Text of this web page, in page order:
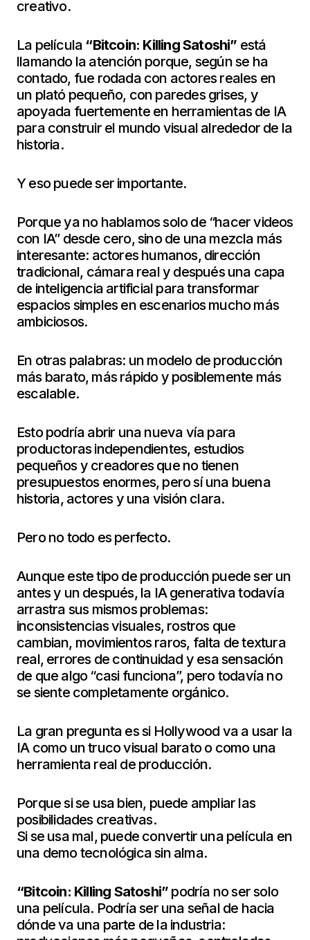
creativo.
La película “Bitcoin: Killing Satoshi” está
llamando la atención porque, según se ha
contado, fue rodada con actores reales en
un plató pequeño, con paredes grises, y
apoyada fuertemente en herramientas de IA
para construir el mundo visual alrededor de la
historia.
Y eso puede ser importante.
Porque ya no hablamos solo de “hacer videos
con IA” desde cero, sino de una mezcla más
interesante: actores humanos, dirección
tradicional, cámara real y después una capa
de inteligencia artificial para transformar
espacios simples en escenarios mucho más
ambiciosos.
En otras palabras: un modelo de producción
más barato, más rápido y posiblemente más
escalable.
Esto podría abrir una nueva vía para
productoras independientes, estudios
pequeños y creadores que no tienen
presupuestos enormes, pero sí una buena
historia, actores y una visión clara.
Pero no todo es perfecto.
Aunque este tipo de producción puede ser un
antes y un después, la IA generativa todavía
arrastra sus mismos problemas:
inconsistencias visuales, rostros que
cambian, movimientos raros, falta de textura
real, errores de continuidad y esa sensación
de que algo “casi funciona”, pero todavía no
se siente completamente orgánico.
La gran pregunta es si Hollywood va a usar la
IA como un truco visual barato o como una
herramienta real de producción.
Porque si se usa bien, puede ampliar las
posibilidades creativas.
Si se usa mal, puede convertir una película en
una demo tecnológica sin alma.
“Bitcoin: Killing Satoshi” podría no ser solo
una película. Podría ser una señal de hacia
dónde va una parte de la industria: